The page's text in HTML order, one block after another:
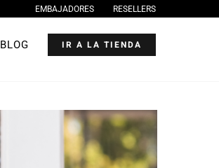
EMBAJADORES RESELLERS
BLOG IR A LA TIENDA